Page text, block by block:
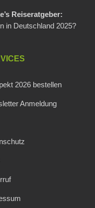
Reiseratgeber:
in Deutschland 2025?
2026 bestellen
Anmeldung